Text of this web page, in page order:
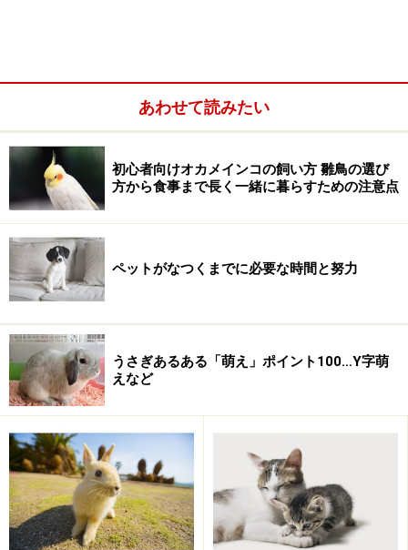
あわせて読みたい
初心者向けオカメインコの飼い方 雛鳥の選び
方から食事まで長く一緒に暮らすための注意点
ペットがなつくまでに必要な時間と努力
うさぎあるある「萌え」ポイント100…Y字萌
えなど